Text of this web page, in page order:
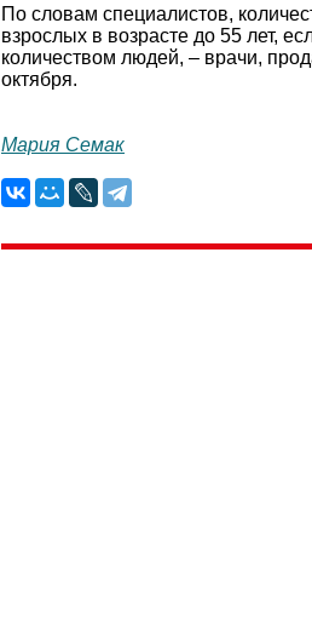
По словам специалистов,
взрослых в возрасте до 55 лет,
количеством людей, – врачи,
октября.
Мария Семак